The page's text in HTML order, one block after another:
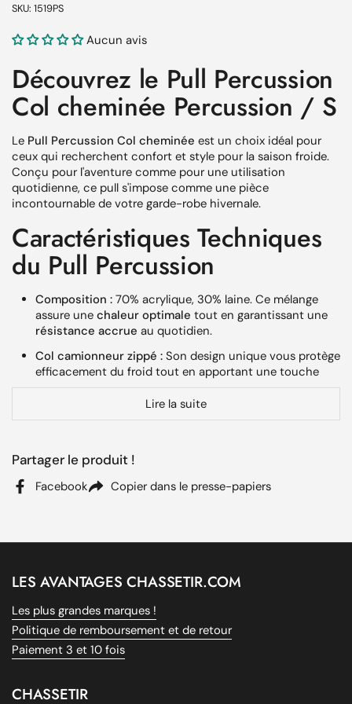
SKU: 1519PS
Aucun avis
Découvrez le Pull Percussion
Col cheminée Percussion / S
Le Pull Percussion Col cheminée est un choix idéal pour
ceux qui recherchent confort et style pour la saison froide.
Conçu pour l'aventure comme pour une utilisation
quotidienne, ce pull s'impose comme une pièce
incontournable de votre garde-robe hivernale.
Caractéristiques Techniques
du Pull Percussion
Composition :70% acrylique, 30% laine. Ce mélange
assure une chaleur optimale tout en garantissant une
résistance accrue au quotidien.
Col camionneur zippé :Son design unique vous protège
efficacement du froid tout en apportant une touche
d'élégance décontractée.
Renforts aux épaules et aux coudes :
Broderies : Choisissez entre une broderie élégante de
Percussion ou un motif de sanglier, selon vos
ajustement parfait (voir options disponibles).
Avantages du Pull Percussion
Col cheminée
Le pull Percussion se distingue par son design fonctionnel,
parfait pour les amateurs de plein air et de chasse. Il permet
Lire la suite
Partager le produit !
Facebook Copier dans le presse-papiers
LES AVANTAGES CHASSETIR.COM
Les plus grandes marques !
Politique de remboursement et de retour
Paiement 3 et 10 fois
CHASSETIR